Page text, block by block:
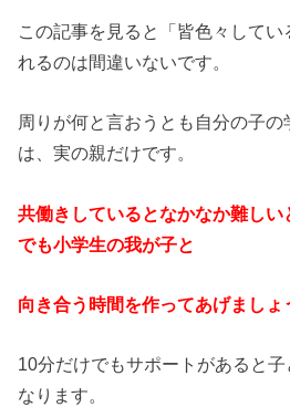
この記事を見ると「皆色々して
れるのは間違いないです。
周りが何と言おうとも自分の子
は、実の親だけです。
共働きしているとなかなか難し
でも小学生の我が子と
向き合う時間を作ってあげましょ
10分だけでもサポートがあると
なります。